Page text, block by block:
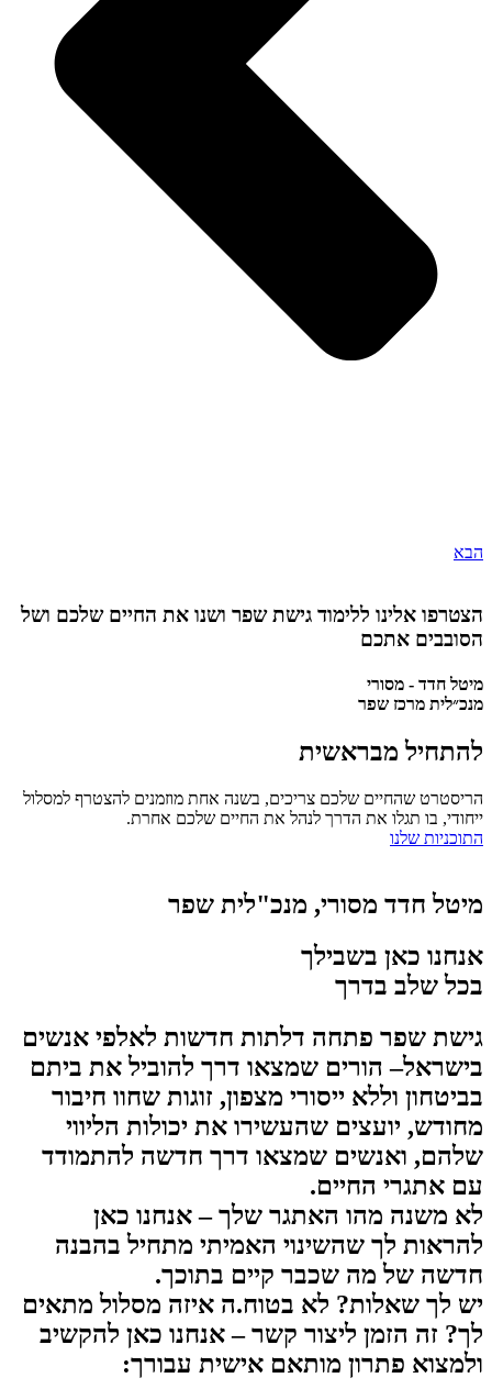
הבא
הצטרפו אלינו ללימוד גישת שפר ושנו את החיים שלכם ושל
הסובבים אתכם
מיטל חדד - מסורי
מנכ״לית מרכז שפר
להתחיל מבראשית
הריסטרט שהחיים שלכם צריכים, בשנה אחת מוזמנים להצטרף למסלול
ייחודי, בו תגלו את הדרך לנהל את החיים שלכם אחרת.
התוכניות שלנו
מיטל חדד מסורי, מנכ"לית שפר
אנחנו כאן בשבילך
בכל שלב בדרך
גישת שפר פתחה דלתות חדשות לאלפי אנשים
בישראל– הורים שמצאו דרך להוביל את ביתם
בביטחון וללא ייסורי מצפון, זוגות שחוו חיבור
מחודש, יועצים שהעשירו את יכולות הליווי
שלהם, ואנשים שמצאו דרך חדשה להתמודד
עם אתגרי החיים.
לא משנה מהו האתגר שלך – אנחנו כאן
להראות לך שהשינוי האמיתי מתחיל בהבנה
חדשה של מה שכבר קיים בתוכך.
יש לך שאלות? לא בטוח.ה איזה מסלול מתאים
לך? זה הזמן ליצור קשר – אנחנו כאן להקשיב
ולמצוא פתרון מותאם אישית עבורך: